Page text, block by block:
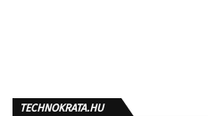
TECHNOKRATA.HU